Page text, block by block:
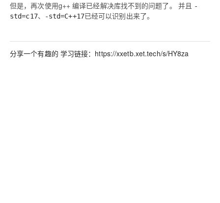
但是，再次使用g++ 编译已经解决库找不到的问题了。 并且 -
std=c17、 -std=C++17已经可以识别出来了。
分享一个有趣的 学习链接：https://xxetb.xet.tech/s/HY8za